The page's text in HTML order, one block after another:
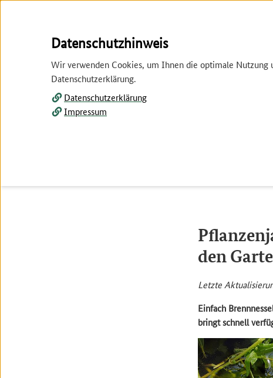
Hauptnavigation
den
Letzte
Einfach
bringt schnell
Datenschutzhinweis
Wir verwenden Cookies, um Ihnen die optimale Nutzung
Datenschutzerklärung.
Datenschutzerklärung
Impressum